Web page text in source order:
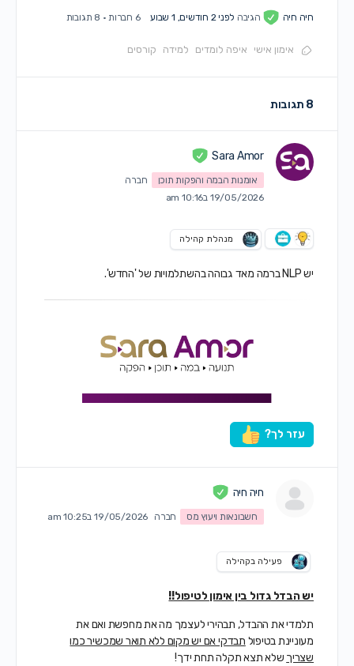
חיה חיה הגיבה לפני 2 חודשים, 1 שבוע 6 חברות · 8 תגובות
אימון אישי איפה לומדים למידה קורסים
8 תגובות
Sara Amor
אומנות הבמה והפקות תוכן
חברה
19/05/2026 ב10:16 am
מנהלת קהילה
יש NLP ברמה מאד גבוהה בהשתלמויות של 'החדש'.
עזר לך?
חיה חיה
חשבונאות ויעוץ מס חברה 19/05/2026 ב10:25 am
פעילה בקהילה
יש הבדל גדול בין אימון לטיפול!!
תלמדי את ההבדל, תבהירי לעצמך מה את מחפשת ואם את
מעוניינת בטיפול תבדקי אם יש מקום ללא תואר שמכשיר כמו
שצריך שלא תצא תקלה תחת ידך!